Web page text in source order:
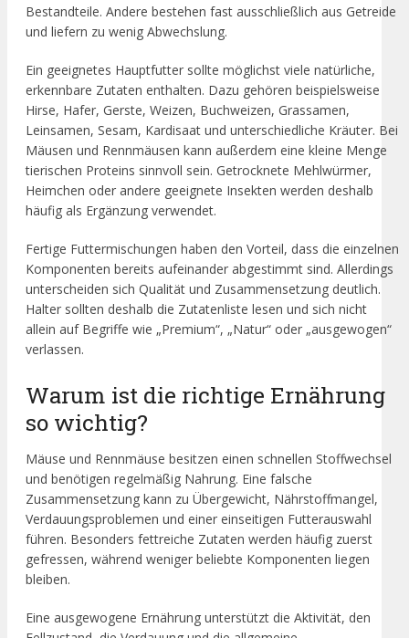
Bestandteile. Andere bestehen fast ausschließlich aus Getreide
und liefern zu wenig Abwechslung.
Ein geeignetes Hauptfutter sollte möglichst viele natürliche,
erkennbare Zutaten enthalten. Dazu gehören beispielsweise
Hirse, Hafer, Gerste, Weizen, Buchweizen, Grassamen,
Leinsamen, Sesam, Kardisaat und unterschiedliche Kräuter. Bei
Mäusen und Rennmäusen kann außerdem eine kleine Menge
tierischen Proteins sinnvoll sein. Getrocknete Mehlwürmer,
Heimchen oder andere geeignete Insekten werden deshalb
häufig als Ergänzung verwendet.
Fertige Futtermischungen haben den Vorteil, dass die einzelnen
Komponenten bereits aufeinander abgestimmt sind. Allerdings
unterscheiden sich Qualität und Zusammensetzung deutlich.
Halter sollten deshalb die Zutatenliste lesen und sich nicht
allein auf Begriffe wie „Premium“, „Natur“ oder „ausgewogen“
verlassen.
Warum ist die richtige Ernährung
so wichtig?
Mäuse und Rennmäuse besitzen einen schnellen Stoffwechsel
und benötigen regelmäßig Nahrung. Eine falsche
Zusammensetzung kann zu Übergewicht, Nährstoffmangel,
Verdauungsproblemen und einer einseitigen Futterauswahl
führen. Besonders fettreiche Zutaten werden häufig zuerst
gefressen, während weniger beliebte Komponenten liegen
bleiben.
Eine ausgewogene Ernährung unterstützt die Aktivität, den